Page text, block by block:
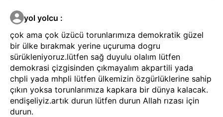
yol yolcu :
çok ama çok üzücü torunlarımıza demokratik güzel
bir ülke bırakmak yerine uçuruma dogru
sürükleniyoruz.lütfen sağ duyulu olalım lütfen
demokrasi çizgisinden çıkmayalım akpartili yada
chpli yada mhpli lütfen ülkemizin özgürlüklerine sahip
çıkın yoksa torunlarımıza kapkara bir dünya kalacak.
endişeliyiz.artık durun lütfen durun Allah rızası için
durun.